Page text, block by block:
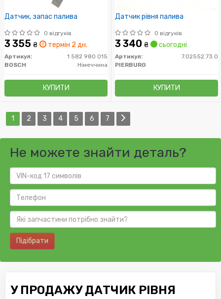
Датчик, запас палива
0 відгуків
3 355 ₴ термін 2 дн.
Артикул:
1 582 980 015
BOSCH
Німеччина
КУПИТИ
Датчик рівня палива
0 відгуків
3 340 ₴ сьогодні
Артикул:
7.02552.73.0
PIERBURG
КУПИТИ
1 2 3 4 5 6 7
Не можете знайти деталь?
Підібрати
У ПРОДАЖУ ДАТЧИК РІВНЯ